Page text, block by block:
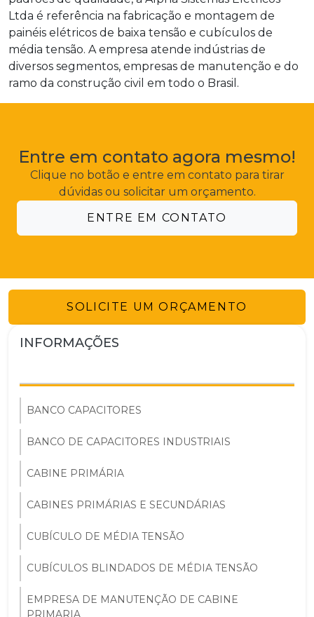
Ltda é referência na fabricação e montagem de
painéis elétricos de baixa tensão e cubículos de
média tensão. A empresa atende indústrias de
diversos segmentos, empresas de manutenção e do
ramo da construção civil em todo o Brasil.
Entre em contato agora mesmo!
Clique no botão e entre em contato para tirar
dúvidas ou solicitar um orçamento.
ENTRE EM CONTATO
SOLICITE UM ORÇAMENTO
INFORMAÇÕES
BANCO CAPACITORES
BANCO DE CAPACITORES INDUSTRIAIS
CABINE PRIMÁRIA
CABINES PRIMÁRIAS E SECUNDÁRIAS
CUBÍCULO DE MÉDIA TENSÃO
CUBÍCULOS BLINDADOS DE MÉDIA TENSÃO
EMPRESA DE MANUTENÇÃO DE CABINE
PRIMARIA